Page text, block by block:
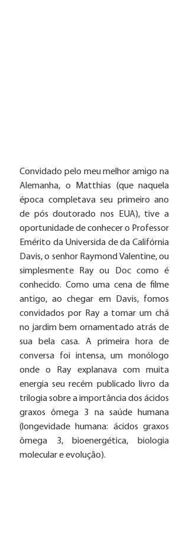
Convidado pelo meu melhor amigo na
Alemanha, o Matthias (que naquela
época completava seu primeiro ano
de pós doutorado nos EUA), tive a
oportunidade de conhecer o Professor
Emérito da Universida de da Califórnia
Davis, o senhor Raymond Valentine, ou
simplesmente Ray ou Doc como é
conhecido. Como uma cena de filme
antigo, ao chegar em Davis, fomos
convidados por Ray a tomar um chá
no jardim bem ornamentado atrás de
sua bela casa. A primeira hora de
conversa foi intensa, um monólogo
onde o Ray explanava com muita
energia seu recém publicado livro da
trilogia sobre a importância dos ácidos
graxos ômega 3 na saúde humana
(longevidade humana: ácidos graxos
ômega 3, bioenergética, biologia
molecular e evolução).